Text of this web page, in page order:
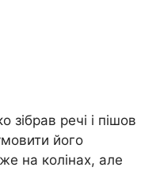
зібрав речі і пішов
його
на колінах, але